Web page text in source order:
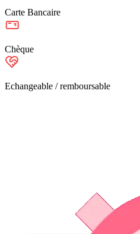
Carte Bancaire
Chèque
Echangeable / remboursable